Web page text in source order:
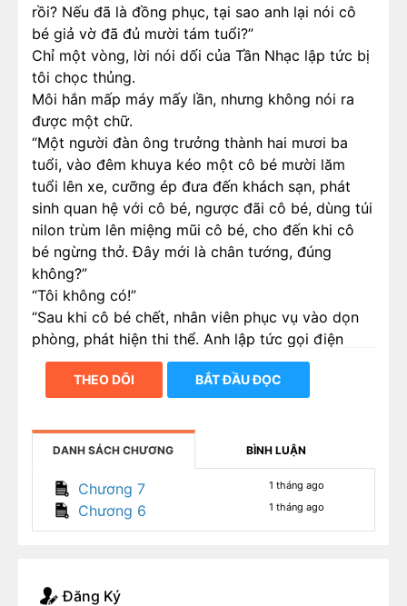
rồi? Nếu đã là đồng phục, tại sao anh lại nói cô
bé giả vờ đã đủ mười tám tuổi?”
Chỉ một vòng, lời nói dối của Tần Nhạc lập tức bị
tôi chọc thủng.
Môi hắn mấp máy mấy lần, nhưng không nói ra
được một chữ.
“Một người đàn ông trưởng thành hai mươi ba
tuổi, vào đêm khuya kéo một cô bé mười lăm
tuổi lên xe, cưỡng ép đưa đến khách sạn, phát
sinh quan hệ với cô bé, ngược đãi cô bé, dùng túi
nilon trùm lên miệng mũi cô bé, cho đến khi cô
bé ngừng thở. Đây mới là chân tướng, đúng
không?”
“Tôi không có!”
“Sau khi cô bé chết, nhân viên phục vụ vào dọn
phòng, phát hiện thi thể. Anh lập tức gọi điện
thoại cho cha anh, bảo ông ta giúp anh dàn xếp.
Có phải vậy không?”
THEO DÕI BẮT ĐẦU ĐỌC
DANH SÁCH CHƯƠNG BÌNH LUẬN
Chương 7 1 tháng ago
Chương 6 1 tháng ago
Đăng Ký